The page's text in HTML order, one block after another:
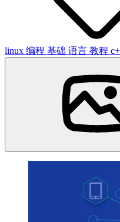
linux 编程 基础 语言 教程